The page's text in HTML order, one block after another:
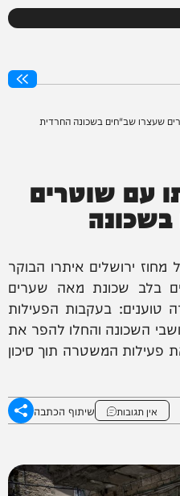
שעצרו שב"חים בשכונה החרדית
עם שוטרים
ירושלים איתרו הבוקר
בלב שכונת מאה שערים
טוענים: בעקבות הפעילות
השכונה והחלו להפר את
המשטרה תוך סיכון
אין תגובות שיתוף הכתבה